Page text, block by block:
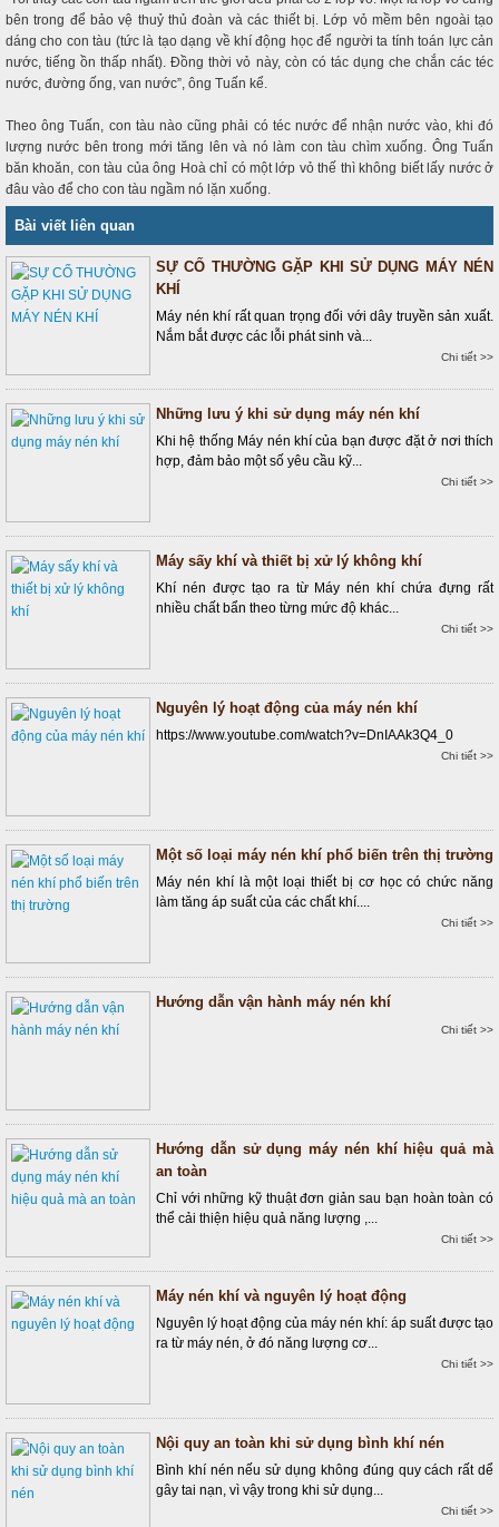
bên trong để bảo vệ thuỷ thủ đoàn và các thiết bị. Lớp vỏ mềm bên ngoài tạo
dáng cho con tàu (tức là tạo dạng về khí động học để người ta tính toán lực cản
nước, tiếng ồn thấp nhất). Đồng thời vỏ này, còn có tác dụng che chắn các téc
nước, đường ống, van nước”, ông Tuấn kể.
Theo ông Tuấn, con tàu nào cũng phải có téc nước để nhận nước vào, khi đó
lượng nước bên trong mới tăng lên và nó làm con tàu chìm xuống. Ông Tuấn
băn khoăn, con tàu của ông Hoà chỉ có một lớp vỏ thế thì không biết lấy nước ở
đâu vào để cho con tàu ngầm nó lặn xuống.
Bài viết liên quan
SỰ CỐ THƯỜNG GẶP KHI SỬ DỤNG MÁY NÉN
KHÍ
Máy nén khí rất quan trọng đối với dây truyền sản xuất.
Nắm bắt được các lỗi phát sinh và...
Chi tiết >>
Những lưu ý khi sử dụng máy nén khí
Khi hệ thống Máy nén khí của bạn được đặt ở nơi thích
hợp, đảm bảo một số yêu cầu kỹ...
Chi tiết >>
Máy sấy khí và thiết bị xử lý không khí
Khí nén được tạo ra từ Máy nén khí chứa đựng rất
nhiều chất bẩn theo từng mức độ khác...
Chi tiết >>
Nguyên lý hoạt động của máy nén khí
https://www.youtube.com/watch?v=DnIAAk3Q4_0
Chi tiết >>
Một số loại máy nén khí phổ biến trên thị trường
Máy nén khí là một loại thiết bị cơ học có chức năng
làm tăng áp suất của các chất khí....
Chi tiết >>
Hướng dẫn vận hành máy nén khí
Chi tiết >>
Hướng dẫn sử dụng máy nén khí hiệu quả mà
an toàn
Chỉ với những kỹ thuật đơn giản sau bạn hoàn toàn có
thể cải thiện hiệu quả năng lượng ,...
Chi tiết >>
Máy nén khí và nguyên lý hoạt động
Nguyên lý hoạt động của máy nén khí: áp suất được tạo
ra từ máy nén, ở đó năng lượng cơ...
Chi tiết >>
Nội quy an toàn khi sử dụng bình khí nén
Bình khí nén nếu sử dụng không đúng quy cách rất dể
gây tai nạn, vì vậy trong khi sử dụng...
Chi tiết >>